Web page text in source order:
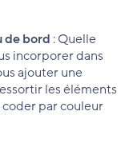
de bord : Quelle
incorporer dans
ajouter une
les éléments
par couleur